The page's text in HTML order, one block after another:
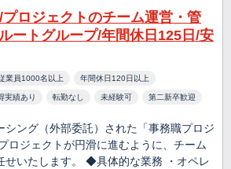
プロジェクトのチーム運営・管
ートグループ/年間休日125日/安
業員1000名以上 年間休日120日以上
実績あり 転勤なし 未経験可 第二新卒歓迎
シング（外部委託）された「事務職プロジ
ロジェクトが円滑に進むように、チーム
せいたします。 ◆具体的な業務 ・オペレ